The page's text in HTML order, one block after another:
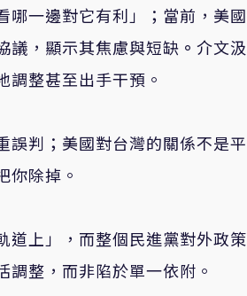
哪一邊對它有利」；當前，美
議，顯示其焦慮與短缺 。 介文
調整甚至出手干預。
判；美國對台灣的關係不是
你除掉。
上」，而整個民進黨對外政
整，而非陷於單一依附。